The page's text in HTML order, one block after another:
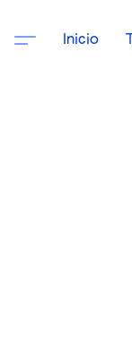
Inicio